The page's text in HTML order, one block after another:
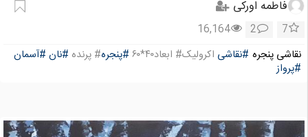
فاطمه اورکی
7
2
16,164
نقاشی پنجره #نقاشی اکرولیک# ابعاد۴۰*۶۰ #پنجره# پرنده #نان #آسمان
#پرواز